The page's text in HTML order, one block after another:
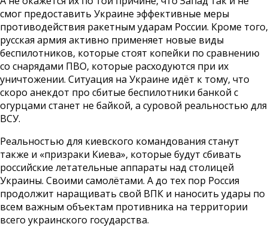
смог предоставить Украине эффективные меры
противодействия ракетным ударам России. Кроме того,
русская армия активно применяет новые виды
беспилотников, которые стоят копейки по сравнению
со снарядами ПВО, которые расходуются при их
уничтожении. Ситуация на Украине идёт к тому, что
скоро анекдот про сбитые беспилотники банкой с
огурцами станет не байкой, а суровой реальностью для
ВСУ.
Реальностью для киевского командования станут
также и «призраки Киева», которые будут сбивать
российские летательные аппараты над столицей
Украины. Своими самолётами. А до тех пор Россия
продолжит наращивать свой ВПК и наносить удары по
всем важным объектам противника на территории
всего украинского государства.